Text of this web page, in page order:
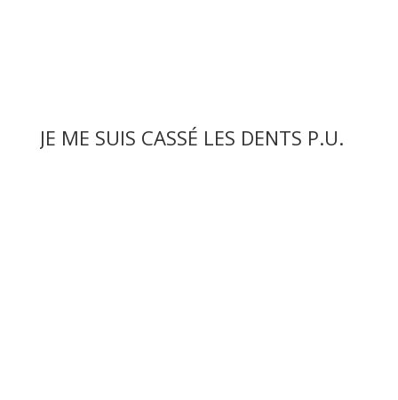
JE ME SUIS CASSÉ LES DENTS P.U.